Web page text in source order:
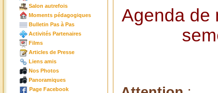
Salon autrefois
Moments pédagogiques
Bulletin Pas à Pas
Activités Partenaires
Films
Articles de Presse
Liens amis
Nos Photos
Panoramiques
Page Facebook
Agenda de